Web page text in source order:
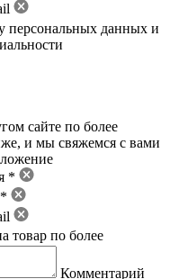
персональных данных и
сайте по более
и мы свяжемся с вами
*
товар по более
Комментарий